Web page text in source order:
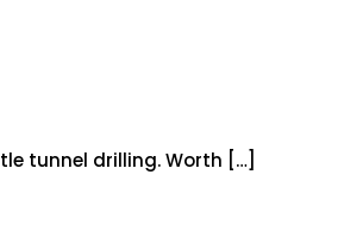
tunnel drilling. Worth […]